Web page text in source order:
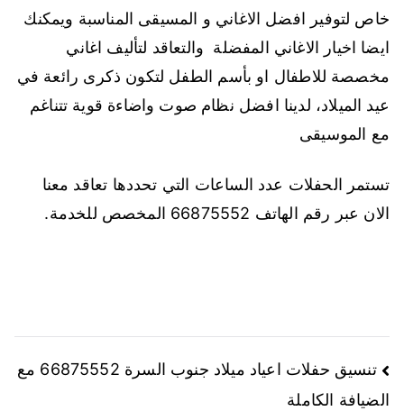
خاص لتوفير افضل الاغاني و المسيقى المناسبة ويمكنك
ايضا اخيار الاغاني المفضلة والتعاقد لتأليف اغاني
مخصصة للاطفال او بأسم الطفل لتكون ذكرى رائعة في
عيد الميلاد، لدينا افضل نظام صوت واضاءة قوية تتناغم
مع الموسيقى
تستمر الحفلات عدد الساعات التي تحددها تعاقد معنا
الان عبر رقم الهاتف 66875552 المخصص للخدمة.
تنسيق حفلات اعياد ميلاد جنوب السرة 66875552 مع
الضيافة الكاملة